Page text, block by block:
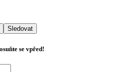
Sledovat
se vpřed!